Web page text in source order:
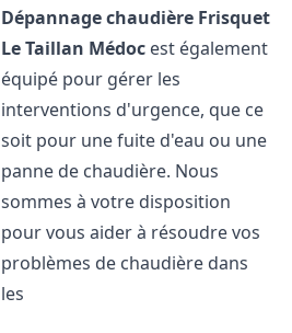
Dépannage chaudière Frisquet
Le Taillan Médoc est également
équipé pour gérer les
interventions d'urgence, que ce
soit pour une fuite d'eau ou une
panne de chaudière. Nous
sommes à votre disposition
pour vous aider à résoudre vos
problèmes de chaudière dans
les